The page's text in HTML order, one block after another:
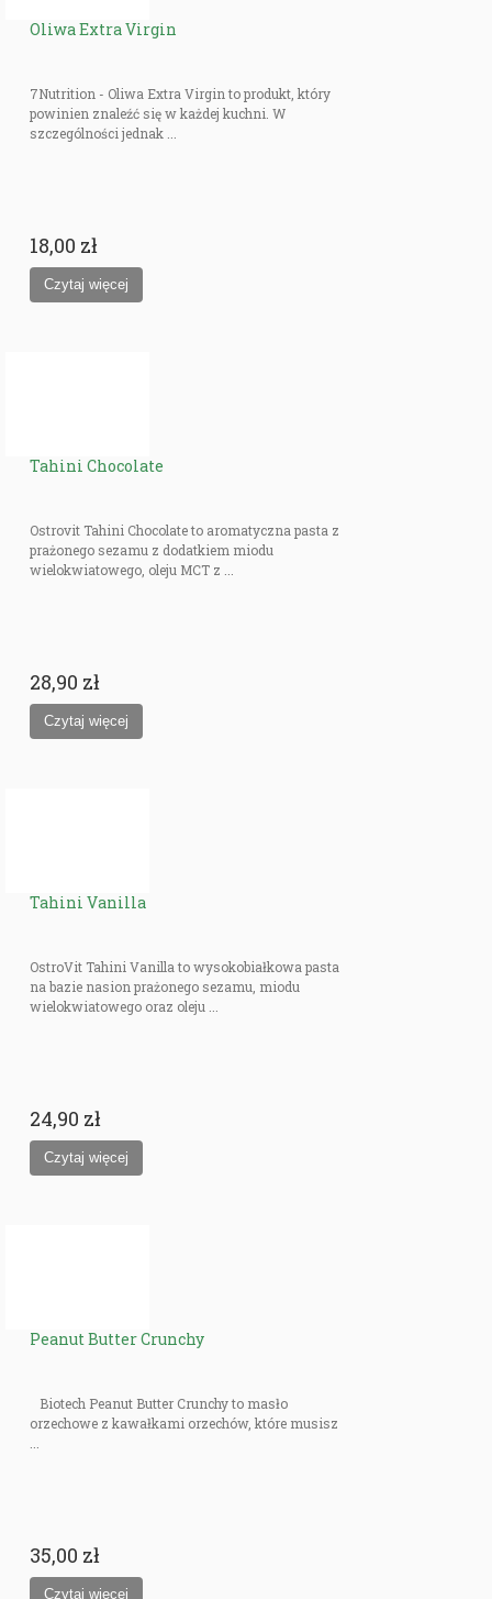
Oliwa Extra Virgin
7Nutrition - Oliwa Extra Virgin to produkt, który
powinien znaleźć się w każdej kuchni. W
szczególności jednak ...
18,00 zł
Tahini Chocolate
Ostrovit Tahini Chocolate to aromatyczna pasta z
prażonego sezamu z dodatkiem miodu
wielokwiatowego, oleju MCT z ...
28,90 zł
Tahini Vanilla
OstroVit Tahini Vanilla to wysokobiałkowa pasta
na bazie nasion prażonego sezamu, miodu
wielokwiatowego oraz oleju ...
24,90 zł
Peanut Butter Crunchy
Biotech Peanut Butter Crunchy to masło
orzechowe z kawałkami orzechów, które musisz
35,00 zł